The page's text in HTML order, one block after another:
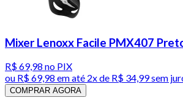
Mixer Lenoxx Facile PMX407
R$ 69,98 no PIX
ou R$ 69,98 em até 2x de R$ 34,99 sem
COMPRAR AGORA